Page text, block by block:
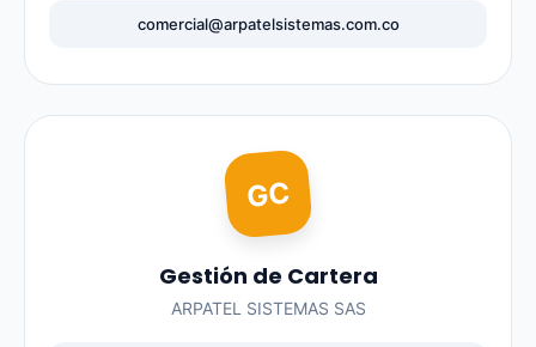
comercial@arpatelsistemas.com.co
GC
Gestión de Cartera
ARPATEL SISTEMAS SAS